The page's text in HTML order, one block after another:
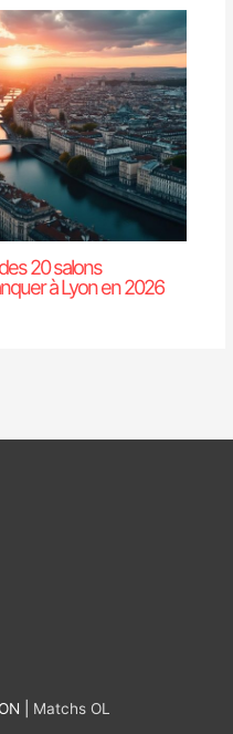
20 salons
à Lyon en 2026
| Matchs OL